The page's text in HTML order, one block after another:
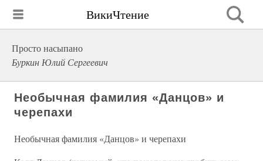
ВикиЧтение
Просто насыпано
Буркин Юлий Сергеевич
Необычная фамилия «Данцов» и
черепахи
Необычная фамилия «Данцов» и черепахи